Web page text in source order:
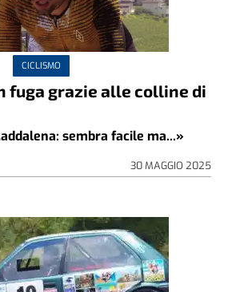
CICLISMO
fuga grazie alle colline di
sembra facile ma...»
30 MAGGIO 2025